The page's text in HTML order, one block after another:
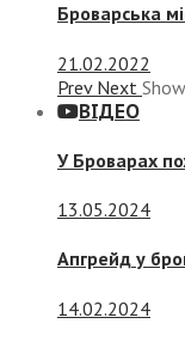
Броварська
21.02.2022
Prev Next
ВІДЕО
У Броварах
13.05.2024
Апгрейд у
14.02.2024